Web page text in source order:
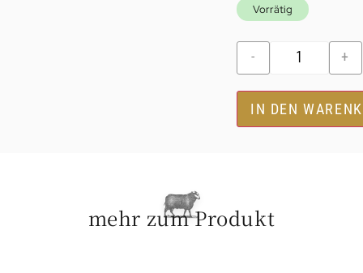
Vorrätig
- +
IN DEN
mehr zum Produkt